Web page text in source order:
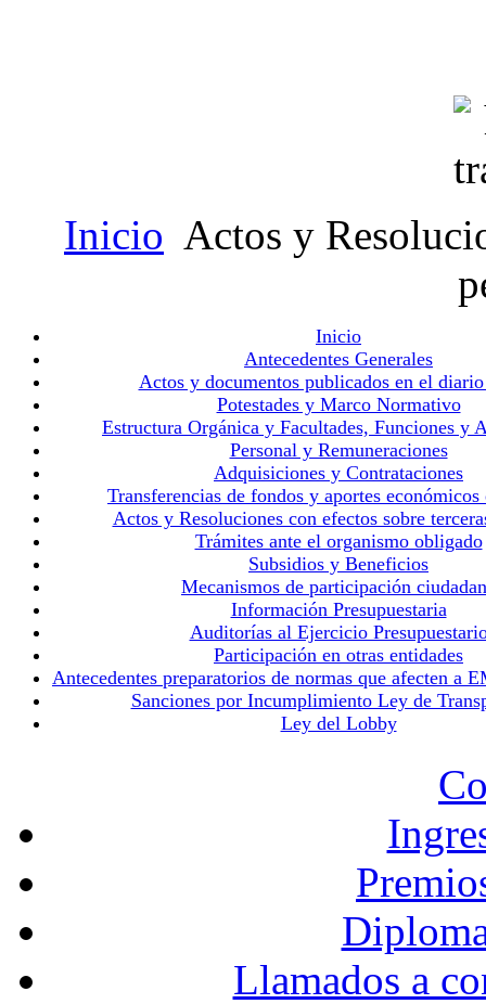
Inicio Actos y
Inicio
Antecedentes Generales
Actos y documentos publicados en el
Potestades y Marco Normativo
Estructura Orgánica y Facultades, Funciones y
Personal y Remuneraciones
Adquisiciones y Contrataciones
Transferencias de fondos y aportes económicos
Actos y Resoluciones con efectos sobre
Trámites ante el organismo obligado
Subsidios y Beneficios
Mecanismos de participación
Información Presupuestaria
Auditorías al Ejercicio
Participación en otras entidades
Antecedentes preparatorios de normas que afecten a
Sanciones por Incumplimiento Ley de
Ley del Lobby
Llamados a